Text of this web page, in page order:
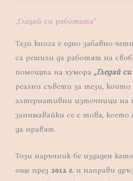
„Гледай си работата”
Тази книга е едно забавно
са решили да работят на
помощта на хумора „Гледай
реални съвети за тези,
алтернативни източници на
занимавайки се с това,
да правят.
Този наръчник бе издаден
още през 2012 г. и направи